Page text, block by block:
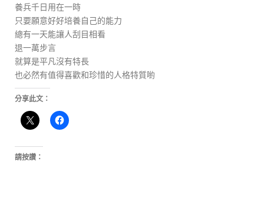
養兵千日用在一時
只要願意好好培養自己的能力
總有一天能讓人刮目相看
退一萬步言
就算是平凡沒有特長
也必然有值得喜歡和珍惜的人格特質喲
分享此文：
請按讚：